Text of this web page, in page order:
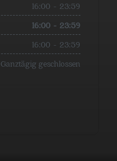
16:00 - 23:59
16:00 - 23:59
16:00 - 23:59
Ganztägig geschlossen